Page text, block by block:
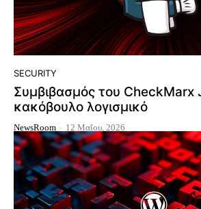
SECURITY
Συμβιβασμός του CheckMarx
κακόβουλο λογισμικό
NewsRoom - 12 Μαΐου, 2026